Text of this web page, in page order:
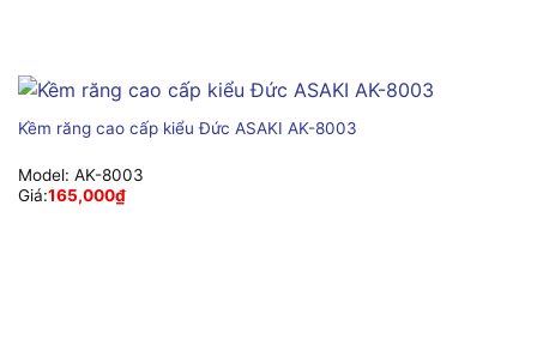
Kềm răng cao cấp kiểu Đức ASAKI AK-8003
Model: AK-8003
Giá:165,000₫